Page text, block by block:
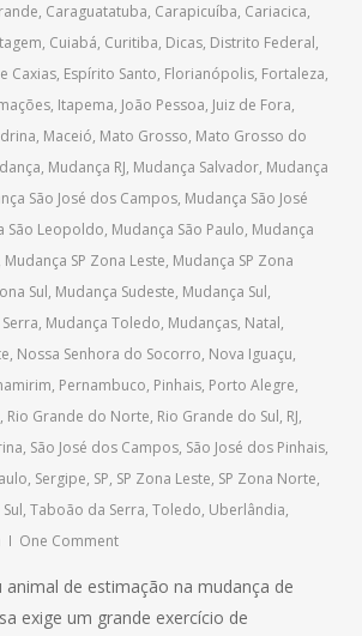
, Caraguatatuba, Carapicuíba, Cariacica,
, Cuiabá, Curitiba, Dicas, Distrito Federal,
Caxias, Espírito Santo, Florianópolis, Fortaleza,
, Itapema, João Pessoa, Juiz de Fora,
, Maceió, Mato Grosso, Mato Grosso do
, Mudança RJ, Mudança Salvador, Mudança
São José dos Campos, Mudança São José
São Leopoldo, Mudança São Paulo, Mudança
Mudança SP Zona Leste, Mudança SP Zona
Sul, Mudança Sudeste, Mudança Sul,
, Mudança Toledo, Mudanças, Natal,
, Nossa Senhora do Socorro, Nova Iguaçu,
, Pernambuco, Pinhais, Porto Alegre,
, Rio Grande do Norte, Rio Grande do Sul, RJ,
, São José dos Campos, São José dos Pinhais,
, Sergipe, SP, SP Zona Leste, SP Zona Norte,
Sul, Taboão da Serra, Toledo, Uberlândia,
One Comment
animal de estimação na mudança de
exige um grande exercício de